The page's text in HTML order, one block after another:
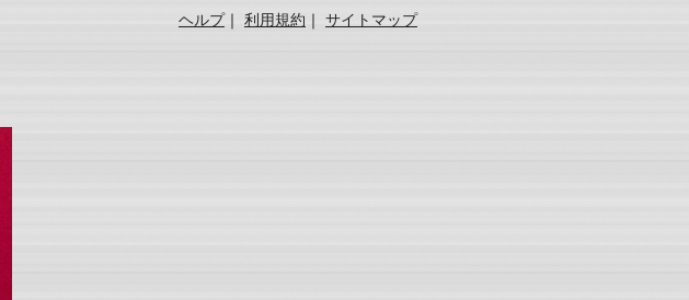
ヘルプ｜ 利用規約 ｜ サイトマップ